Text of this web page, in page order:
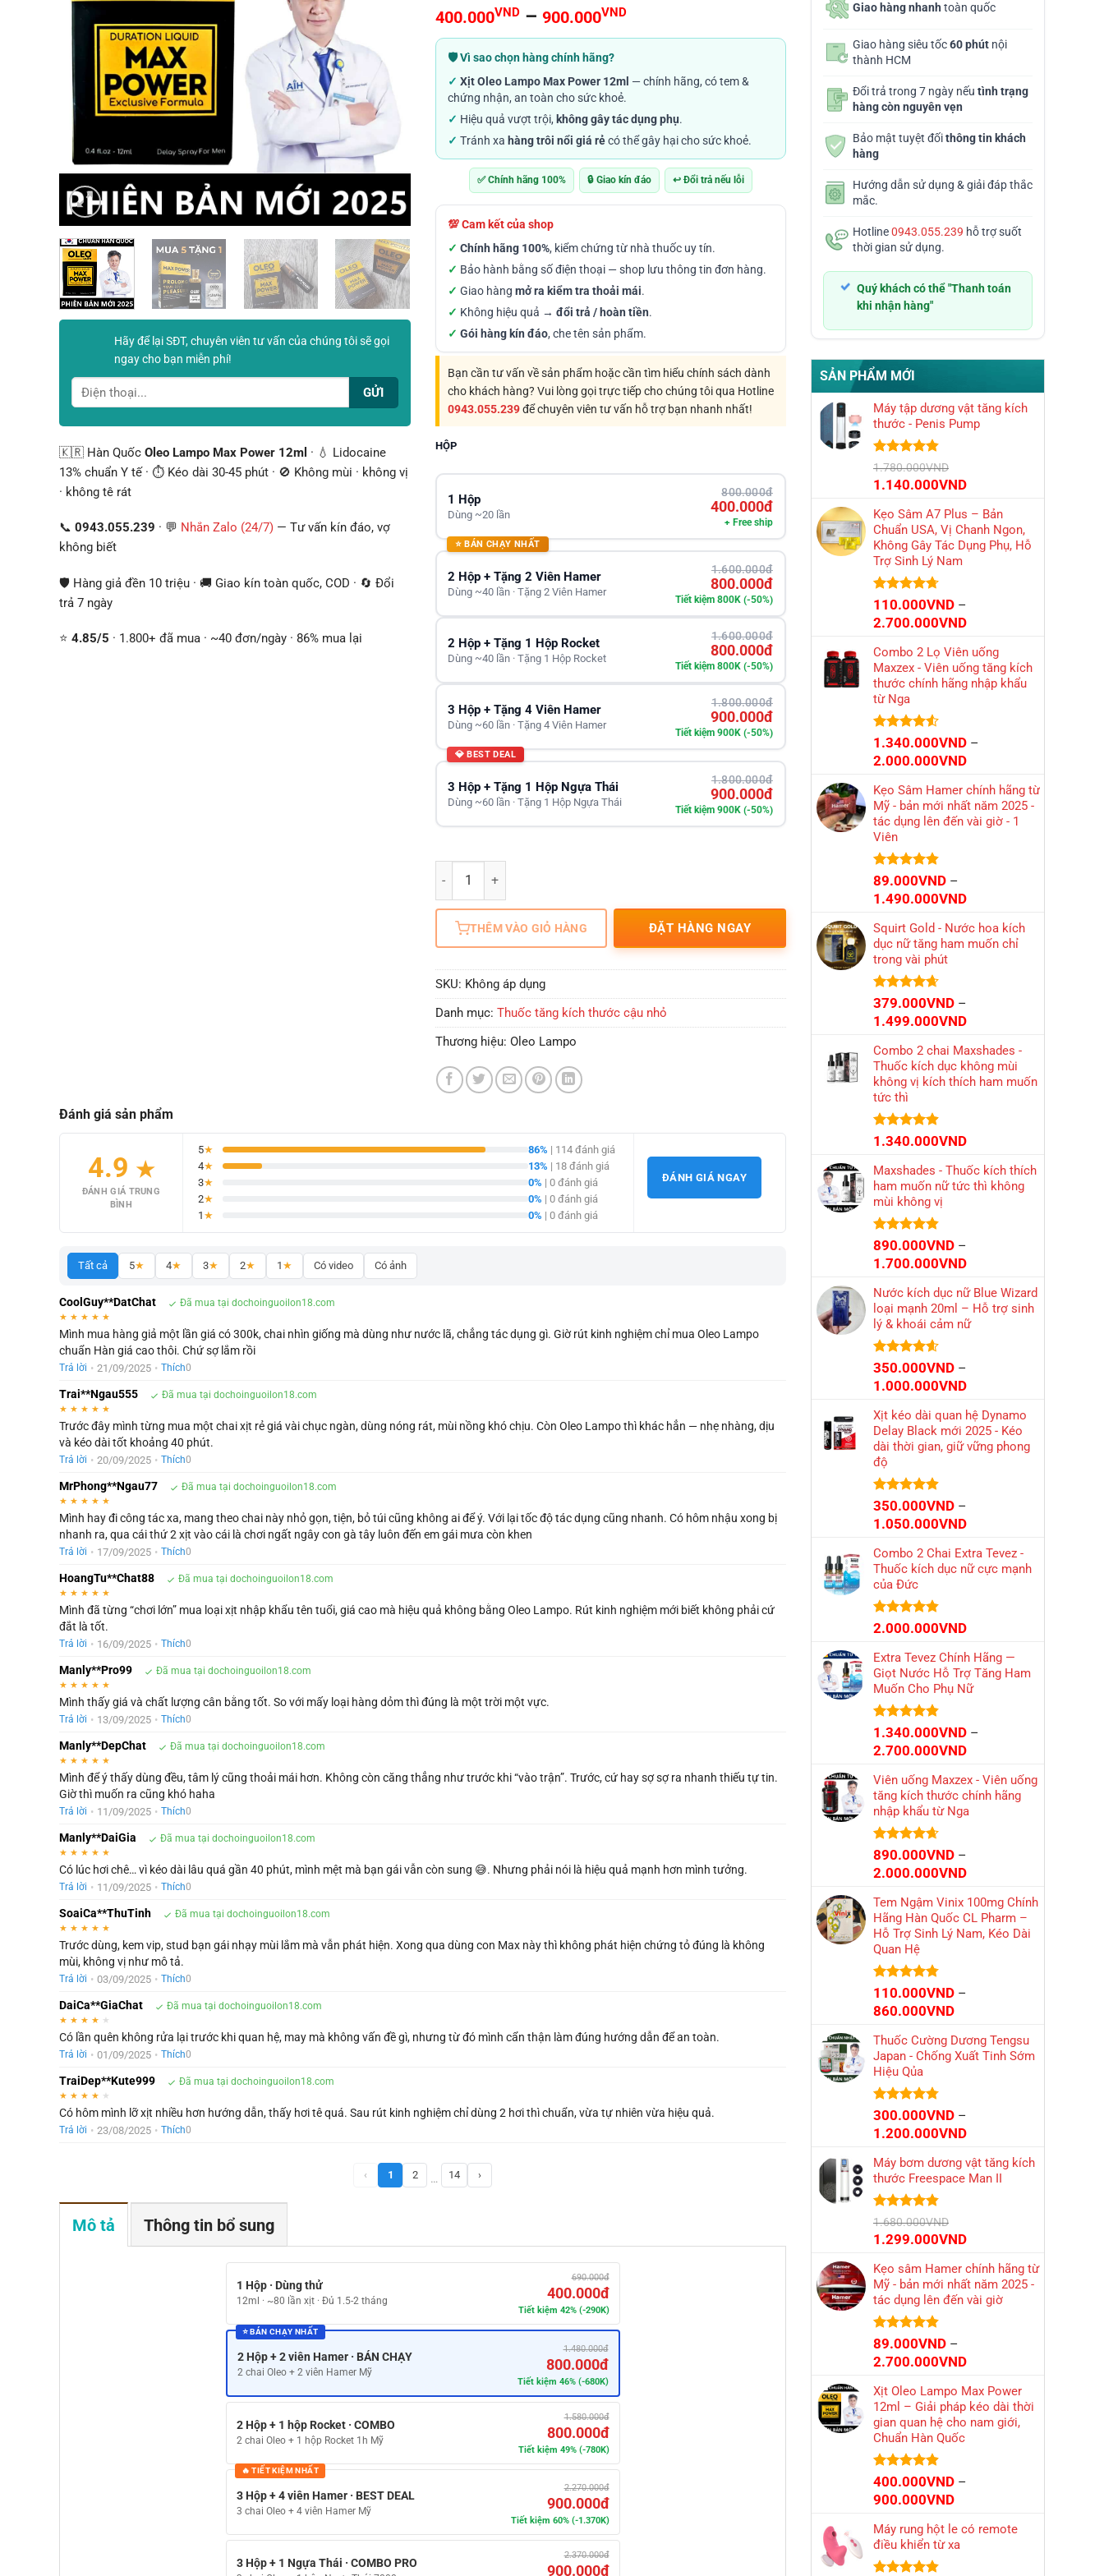
Giao hàng nhanh toàn quốc
Giao hàng siêu tốc60 phút nội
thành HCM
Đổi trả trong 7 ngày nếu tình trạng
hàng còn nguyên vẹn
Bảo mật tuyệt đốithông tin khách
hàng
Hướng dẫn sử dụng & giải đáp thắc
mắc.
Hotline0943.055.239 hỗ trợ suốt
thời gian sử dụng.
Quý khách có thể "Thanh toán
khi nhận hàng"
SẢN PHẨM MỚI
Máy tập dương vật tăng kích
thước - Penis Pump
Được xếp
hạng4.79
5 sao
1.780.000VND
Giá
là:
1.780.000VND.
1.140.000VNDGiá
tại
là:
1.140.000VND.
Kẹo Sâm A7 Plus – Bản
Chuẩn USA, Vị Chanh Ngon,
Không Gây Tác Dụng Phụ, Hỗ
Trợ Sinh Lý Nam
Được xếp
hạng4.71
5 sao
110.000VND –
2.700.000VNDKhoảng
từ
110.000VND
đến
Combo 2 Lọ Viên uống
Maxzex - Viên uống tăng kích
thước chính hãng nhập khẩu
từ Nga
Được xếp
hạng4.52
5 sao
1.340.000VND –
2.000.000VNDKhoảng
từ
1.340.000VND
đến
Kẹo Sâm Hamer chính hãng từ
Mỹ - bản mới nhất năm 2025 -
tác dụng lên đến vài giờ - 1
Viên
Được xếp
hạng4.84
5 sao
89.000VND –
1.490.000VNDKhoảng
từ
89.000VND
Squirt Gold - Nước hoa kích
dục nữ tăng ham muốn chỉ
trong vài phút
Được xếp
hạng4.66
5 sao
379.000VND –
1.499.000VNDKhoảng
từ
379.000VND
đến
Combo 2 chai Maxshades -
Thuốc kích dục không mùi
không vị kích thích ham muốn
tức thì
Được xếp
5 sao
1.340.000VND
Maxshades - Thuốc kích thích
ham muốn nữ tức thì không
mùi không vị
Được xếp
hạng4.83
5 sao
890.000VND –
1.700.000VNDKhoảng
từ
890.000VND
đến
Nước kích dục nữ Blue Wizard
loại mạnh 20ml – Hỗ trợ sinh
lý & khoái cảm nữ
Được xếp
hạng4.56
5 sao
350.000VND –
1.000.000VNDKhoảng
từ
350.000VND
đến
Xịt kéo dài quan hệ Dynamo
Delay Black mới 2025 - Kéo
dài thời gian, giữ vững phong
độ
Được xếp
hạng4.86
5 sao
350.000VND –
1.050.000VNDKhoảng
từ
350.000VND
Combo 2 Chai Extra Tevez -
Thuốc kích dục nữ cực mạnh
của Đức
Được xếp
5 sao
2.000.000VND
Extra Tevez Chính Hãng —
Giọt Nước Hỗ Trợ Tăng Ham
Muốn Cho Phụ Nữ
Được xếp
hạng4.81
5 sao
1.340.000VND –
2.700.000VNDKhoảng
từ
1.340.000VND
đến
Viên uống Maxzex - Viên uống
tăng kích thước chính hãng
nhập khẩu từ Nga
Được xếp
hạng4.66
5 sao
890.000VND –
2.000.000VNDKhoảng
từ
890.000VND
đến
Tem Ngậm Vinix 100mg Chính
Hãng Hàn Quốc CL Pharm –
Hỗ Trợ Sinh Lý Nam, Kéo Dài
Quan Hệ
Được xếp
hạng4.73
5 sao
110.000VND –
860.000VNDKhoảng
từ
110.000VND
Thuốc Cường Dương Tengsu
Japan - Chống Xuất Tinh Sớm
Hiệu Qủa
Được xếp
hạng4.74
5 sao
300.000VND –
1.200.000VNDKhoảng
từ
300.000VND
Máy bơm dương vật tăng kích
thước Freespace Man II
Được xếp
hạng4.79
5 sao
1.680.000VND
Giá
là:
1.680.000VND.
1.299.000VNDGiá
tại
là:
1.299.000VND.
Kẹo sâm Hamer chính hãng từ
Mỹ - bản mới nhất năm 2025 -
tác dụng lên đến vài giờ
Được xếp
hạng4.84
5 sao
89.000VND –
2.700.000VNDKhoảng
từ
89.000VND
đến
Xịt Oleo Lampo Max Power
12ml – Giải pháp kéo dài thời
gian quan hệ cho nam giới,
Chuẩn Hàn Quốc
Được xếp
hạng4.86
5 sao
400.000VND –
900.000VNDKhoảng
từ
400.000VND
Máy rung hột le có remote
điều khiển từ xa
Hãy để lại SĐT, chuyên viên tư vấn của chúng tôi sẽ gọi
ngay cho bạn miễn phí!
🇰🇷 Hàn Quốc Oleo Lampo Max Power 12ml · 💧 Lidocaine
13% chuẩn Y tế · ⏱️ Kéo dài 30-45 phút · 🚫 Không mùi · không vị
· không tê rát
📞 0943.055.239 · 💬 Nhắn Zalo (24/7) — Tư vấn kín đáo, vợ
không biết
🛡️ Hàng giả đền 10 triệu · 🚚 Giao kín toàn quốc, COD · 🔄 Đổi
trả 7 ngày
⭐ 4.85/5 · 1.800+ đã mua · ~40 đơn/ngày · 86% mua lại
dựa trên
400.000VND – 900.000VNDKhoảng
giá:
400.000VND
đến
900.000VND
🛡️ Vì sao chọn hàng chính hãng?
✓ Xịt Oleo Lampo Max Power 12ml — chính hãng, có tem &
chứng nhận, an toàn cho sức khoẻ.
✓ Hiệu quả vượt trội, không gây tác dụng phụ.
✓ Tránh xa hàng trôi nổi giá rẻcó thể gây hại cho sức khoẻ.
✅ Chính hãng 100% 🔒 Giao kín đáo ↩️ Đổi trả nếu lỗi
💯 Cam kết của shop
✓ Chính hãng 100%, kiểm chứng từ nhà thuốc uy tín.
✓ Bảo hành bằng số điện thoại — shop lưu thông tin đơn hàng.
✓ Giao hàng mở ra kiểm tra thoải mái.
✓ Không hiệu quả → đổi trả / hoàn tiền.
✓ Gói hàng kín đáo, che tên sản phẩm.
Bạn cần tư vấn về sản phẩm hoặc cần tìm hiểu chính sách dành
cho khách hàng? Vui lòng gọi trực tiếp cho chúng tôi qua Hotline
0943.055.239để chuyên viên tư vấn hỗ trợ bạn nhanh nhất!
HỘP
1 Hộp
Dùng ~20 lần
800.000đ
400.000đ
+ Free ship
⭐ BÁN CHẠY NHẤT
2 Hộp + Tặng 2 Viên Hamer
Dùng ~40 lần · Tặng 2 Viên Hamer
1.600.000đ
800.000đ
Tiết kiệm 800K (-50%)
2 Hộp + Tặng 1 Hộp Rocket
Dùng ~40 lần · Tặng 1 Hộp Rocket
1.600.000đ
800.000đ
Tiết kiệm 800K (-50%)
3 Hộp + Tặng 4 Viên Hamer
Dùng ~60 lần · Tặng 4 Viên Hamer
1.800.000đ
900.000đ
Tiết kiệm 900K (-50%)
💎 BEST DEAL
3 Hộp + Tặng 1 Hộp Ngựa Thái
Dùng ~60 lần · Tặng 1 Hộp Ngựa Thái
1.800.000đ
900.000đ
Tiết kiệm 900K (-50%)
THÊM VÀO GIỎ HÀNG ĐẶT HÀNG NGAY
SKU: Không áp dụng
Danh mục: Thuốc tăng kích thước cậu nhỏ
Thương hiệu: Oleo Lampo
Đánh giá sản phẩm
4.9 ★
ĐÁNH GIÁ TRUNG
BÌNH
5★ 86% | 114 đánh giá
4★ 13% | 18 đánh giá
3★ 0% | 0 đánh giá
2★ 0% | 0 đánh giá
1 ★ 0% | 0 đánh giá
ĐÁNH GIÁ NGAY
Tất cả 5★ 4★ 3★ 2★ 1 ★ Có video Có ảnh
CoolGuy**DatChat Đã mua tại dochoinguoilon18.com
★ ★ ★ ★ ★
Mình mua hàng giả một lần giá có 300k, chai nhìn giống mà dùng như nước lã, chẳng tác dụng gì. Giờ rút kinh nghiệm chỉ mua Oleo Lampo
chuẩn Hàn giá cao thôi. Chứ sợ lắm rồi
Trả lời • 21/09/2025 • Thích0
Trai**Ngau555 Đã mua tại dochoinguoilon18.com
★ ★ ★ ★ ★
Trước đây mình từng mua một chai xịt rẻ giá vài chục ngàn, dùng nóng rát, mùi nồng khó chịu. Còn Oleo Lampo thì khác hẳn — nhẹ nhàng, dịu
và kéo dài tốt khoảng 40 phút.
Trả lời • 20/09/2025 • Thích0
MrPhong**Ngau77 Đã mua tại dochoinguoilon18.com
★ ★ ★ ★ ★
Mình hay đi công tác xa, mang theo chai này nhỏ gọn, tiện, bỏ túi cũng không ai để ý. Với lại tốc độ tác dụng cũng nhanh. Có hôm nhậu xong bị
nhanh ra, qua cái thứ 2 xịt vào cái là chơi ngất ngây con gà tây luôn đến em gái mưa còn khen
Trả lời • 17/09/2025 • Thích0
HoangTu**Chat88 Đã mua tại dochoinguoilon18.com
★ ★ ★ ★ ★
Mình đã từng “chơi lớn” mua loại xịt nhập khẩu tên tuổi, giá cao mà hiệu quả không bằng Oleo Lampo. Rút kinh nghiệm mới biết không phải cứ
đắt là tốt.
Trả lời • 16/09/2025 • Thích0
Manly**Pro99 Đã mua tại dochoinguoilon18.com
★ ★ ★ ★ ★
Mình thấy giá và chất lượng cân bằng tốt. So với mấy loại hàng dỏm thì đúng là một trời một vực.
Trả lời • 13/09/2025 • Thích0
Manly**DepChat Đã mua tại dochoinguoilon18.com
★ ★ ★ ★ ★
Mình để ý thấy dùng đều, tâm lý cũng thoải mái hơn. Không còn căng thẳng như trước khi “vào trận”. Trước, cứ hay sợ sợ ra nhanh thiếu tự tin.
Giờ thì muốn ra cũng khó haha
Trả lời • 11/09/2025 • Thích0
Manly**DaiGia Đã mua tại dochoinguoilon18.com
★ ★ ★ ★ ★
Có lúc hơi chê… vì kéo dài lâu quá gần 40 phút, mình mệt mà bạn gái vẫn còn sung 😅. Nhưng phải nói là hiệu quả mạnh hơn mình tưởng.
Trả lời • 11/09/2025 • Thích0
SoaiCa**ThuTinh Đã mua tại dochoinguoilon18.com
★ ★ ★ ★ ★
Trước dùng, kem vip, stud bạn gái nhạy mùi lắm mà vẫn phát hiện. Xong qua dùng con Max này thì không phát hiện chứng tỏ đúng là không
mùi, không vị như mô tả.
Trả lời • 03/09/2025 • Thích0
DaiCa**GiaChat Đã mua tại dochoinguoilon18.com
★ ★ ★ ★ ★
Có lần quên không rửa lại trước khi quan hệ, may mà không vấn đề gì, nhưng từ đó mình cẩn thận làm đúng hướng dẫn để an toàn.
Trả lời • 01/09/2025 • Thích0
TraiDep**Kute999 Đã mua tại dochoinguoilon18.com
★ ★ ★ ★ ★
Có hôm mình lỡ xịt nhiều hơn hướng dẫn, thấy hơi tê quá. Sau rút kinh nghiệm chỉ dùng 2 hơi thì chuẩn, vừa tự nhiên vừa hiệu quả.
Trả lời • 23/08/2025 • Thích0
‹ 1 2 … 14 ›
Mô tả Thông tin bổ sung
1 Hộp · Dùng thử
12ml · ~80 lần xịt · Đủ 1.5-2 tháng
690.000đ
400.000đ
Tiết kiệm 42% (-290K)
⭐ BÁN CHẠY NHẤT
2 Hộp + 2 viên Hamer · BÁN CHẠY
2 chai Oleo + 2 viên Hamer Mỹ
1.480.000đ
800.000đ
Tiết kiệm 46% (-680K)
2 Hộp + 1 hộp Rocket · COMBO
2 chai Oleo + 1 hộp Rocket 1h Mỹ
1.580.000đ
800.000đ
Tiết kiệm 49% (-780K)
🔥 TIẾT KIỆM NHẤT
3 Hộp + 4 viên Hamer · BEST DEAL
3 chai Oleo + 4 viên Hamer Mỹ
2.270.000đ
900.000đ
Tiết kiệm 60% (-1.370K)
3 Hộp + 1 Ngựa Thái · COMBO PRO
2.370.000đ
900.000đ